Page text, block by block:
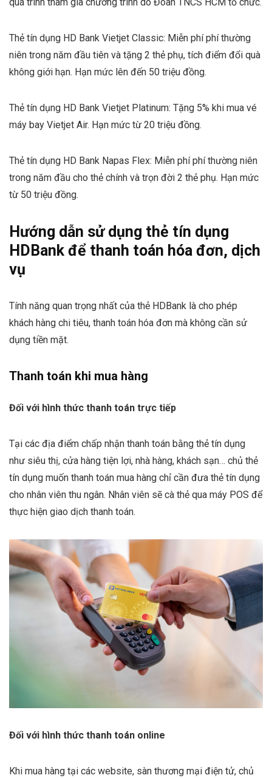
Thẻ tín dụng HD Bank Vietjet Classic: Miễn phí phí thường
niên trong năm đầu tiên và tặng 2 thẻ phụ, tích điểm đổi quà
không giới hạn. Hạn mức lên đến 50 triệu đồng.
Thẻ tín dụng HD Bank Vietjet Platinum: Tặng 5% khi mua vé
máy bay Vietjet Air. Hạn mức từ 20 triệu đồng.
Thẻ tín dụng HD Bank Napas Flex: Miễn phí phí thường niên
trong năm đầu cho thẻ chính và trọn đời 2 thẻ phụ. Hạn mức
từ 50 triệu đồng.
Hướng dẫn sử dụng thẻ tín dụng
HDBank để thanh toán hóa đơn, dịch
vụ
Tính năng quan trọng nhất của thẻ HDBank là cho phép
khách hàng chi tiêu, thanh toán hóa đơn mà không cần sử
dụng tiền mặt.
Thanh toán khi mua hàng
Đối với hình thức thanh toán trực tiếp
Tại các địa điểm chấp nhận thanh toán bằng thẻ tín dụng
như siêu thị, cửa hàng tiện lợi, nhà hàng, khách sạn… chủ thẻ
tín dụng muốn thanh toán mua hàng chỉ cần đưa thẻ tín dụng
cho nhân viên thu ngân. Nhân viên sẽ cà thẻ qua máy POS để
thực hiện giao dịch thanh toán.
Đối với hình thức thanh toán online
Khi mua hàng tại các website, sàn thương mại điện tử, chủ